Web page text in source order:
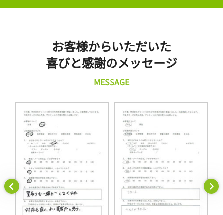
お客様からいただいた
喜びと感謝のメッセージ
MESSAGE